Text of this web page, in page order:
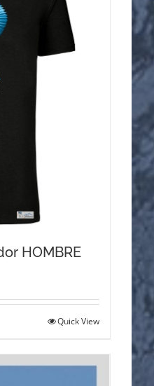
HOMBRE
Quick View